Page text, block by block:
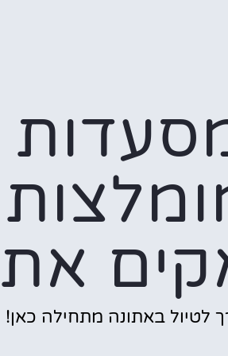
לטיול באתונה מתחילה כאן!